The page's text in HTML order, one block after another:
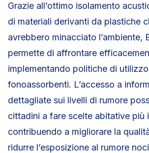
Grazie all’ottimo isolamento
di materiali derivanti da plastiche
avrebbero minacciato l’ambiente,
permette di affrontare
implementando politiche di
fonoassorbenti. L’accesso a
dettagliate sui livelli di rumore
cittadini a fare scelte abitative più
contribuendo a migliorare la
ridurre l’esposizione al rumore